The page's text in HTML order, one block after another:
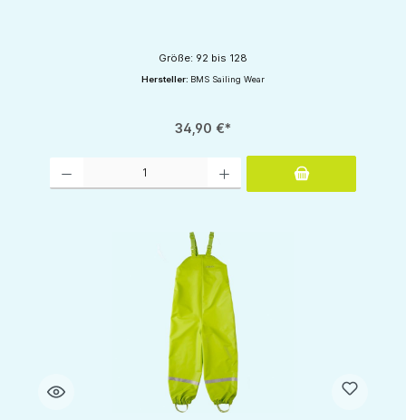
Größe: 92 bis 128
Hersteller: BMS Sailing Wear
34,90 €*